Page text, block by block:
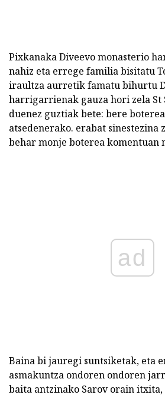
Pixkanaka Diveevo monasterio
nahiz eta errege familia bisitatu
iraultza aurretik famatu bihurtu
harrigarrienak gauza hori zela St
duenez guztiak bete: bere
atsedenerako. erabat
behar monje boterea komentuan
ad
Baina bi jauregi suntsiketak, eta
asmakuntza ondoren ondoren
baita antzinako Sarov orain